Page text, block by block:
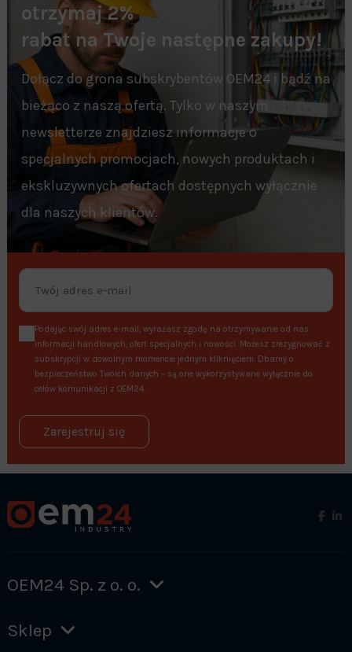
otrzymaj 2%
rabat na Twoje następne zakupy!
Dołącz do grona subskrybentów OEM24 i bądź na
bieżąco z naszą ofertą. Tylko w naszym
newsletterze znajdziesz informacje o
specjalnych promocjach, nowych produktach i
ekskluzywnych ofertach dostępnych wyłącznie
dla naszych klientów.
Podając swój adres e-mail, wyrażasz zgodę na otrzymywanie od nas
informacji handlowych, ofert specjalnych i nowości. Możesz zrezygnować z
subskrypcji w dowolnym momencie jednym kliknięciem. Dbamy o
bezpieczeństwo Twoich danych – są one wykorzystywane wyłącznie do
celów komunikacji z OEM24.
Zarejestruj się
OEM24 Sp. z o. o.
Sklep